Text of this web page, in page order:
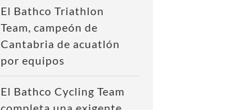
El Bathco Triathlon
Team, campeón de
Cantabria de acuatlón
por equipos
El Bathco Cycling Team